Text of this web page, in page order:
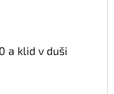
a klid v duši